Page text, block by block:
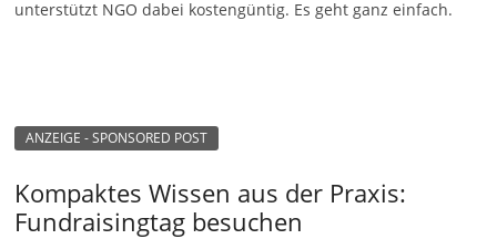
unterstützt NGO dabei kostengüntig. Es geht ganz einfach.
ANZEIGE - SPONSORED POST
Kompaktes Wissen aus der Praxis:
Fundraisingtag besuchen